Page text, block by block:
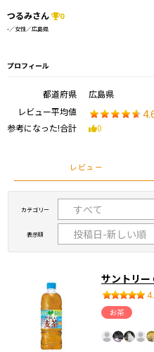
つるみさん 0
-／女性／広島県
プロフィール
都道府県
広島県
レビュー平均値
参考になった!合計 0
レビュー
カテゴリー
表示順
サントリー
お茶